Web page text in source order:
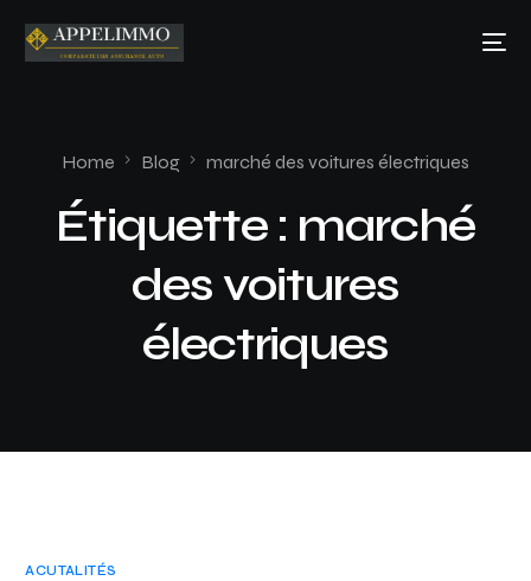
Home Blog marché des voitures électriques
Étiquette : marché
des voitures
électriques
ACUTALITÉS